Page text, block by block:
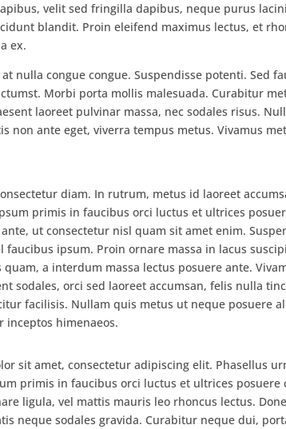
velit sed fringilla dapibus, neque purus
blandit. Proin eleifend maximus lectus, et
ex.
nulla congue congue. Suspendisse potenti. Sed
Morbi porta mollis malesuada. Curabitur
laoreet pulvinar massa, nec sodales risus.
ante eget, viverra tempus metus. Vivamus
diam. In rutrum, metus id laoreet
primis in faucibus orci luctus et ultrices
ut consectetur nisl quam sit amet enim.
ipsum. Proin ornare massa in lacus
a interdum massa lectus posuere ante.
sodales, orci sed laoreet accumsan, felis nulla
facilisis. Nullam quis metus ut neque posuere
inceptos himenaeos.
sit amet, consectetur adipiscing elit. Phasellus
primis in faucibus orci luctus et ultrices posuere
ligula, vel mattis mauris leo rhoncus lectus.
neque sodales gravida. Curabitur neque dui,